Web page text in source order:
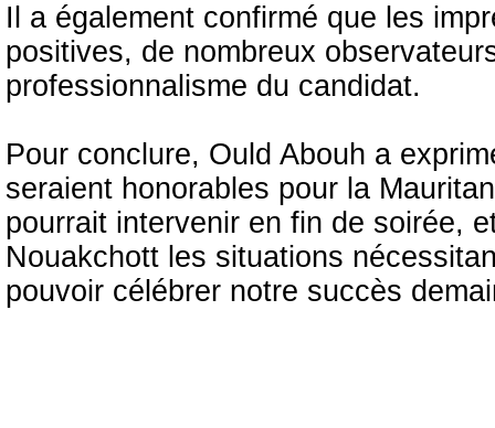
Il a également confirmé que les
positives, de nombreux
professionnalisme du candidat.
Pour conclure, Ould Abouh a
seraient honorables pour la
pourrait intervenir en fin de soirée,
Nouakchott les situations
pouvoir célébrer notre succès